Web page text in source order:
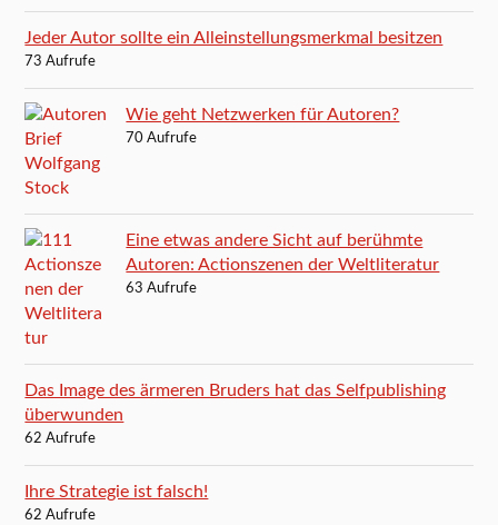
Jeder Autor sollte ein Alleinstellungsmerkmal besitzen
73 Aufrufe
Wie geht Netzwerken für Autoren?
70 Aufrufe
Eine etwas andere Sicht auf berühmte
Autoren: Actionszenen der Weltliteratur
63 Aufrufe
Das Image des ärmeren Bruders hat das Selfpublishing
überwunden
62 Aufrufe
Ihre Strategie ist falsch!
62 Aufrufe